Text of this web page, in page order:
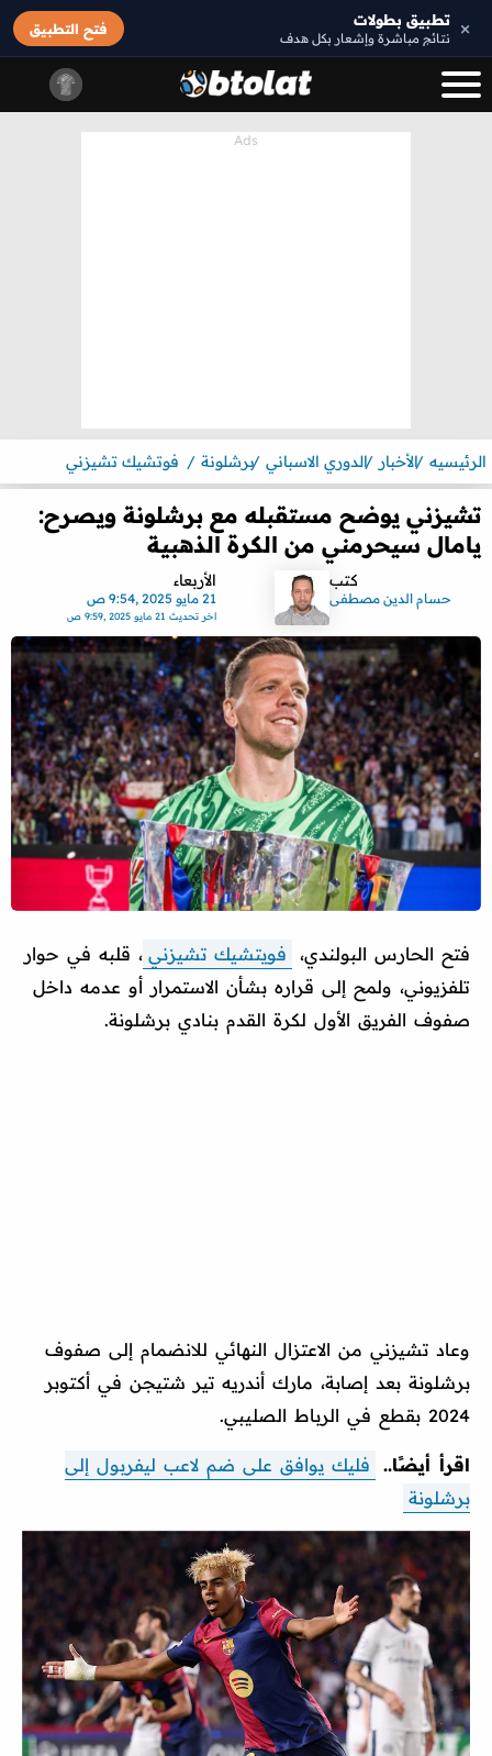
× تطبيق بطولات
نتائج مباشرة وإشعار بكل هدف
فتح التطبيق
الرئيسيه الأخبار الدوري الاسباني برشلونة فوتشيك تشيزني
تشيزني يوضح مستقبله مع برشلونة ويصرح:
يامال سيحرمني من الكرة الذهبية
كتب
حسام الدين مصطفى
الأربعاء
21 مايو 2025 ,9:54 ص
اخر تحديث 21 مايو 2025 ,9:59 ص
فتح الحارس البولندي، فويتشيك تشيزني ، قلبه في حوار
تلفزيوني، ولمح إلى قراره بشأن الاستمرار أو عدمه داخل
صفوف الفريق الأول لكرة القدم بنادي برشلونة.
وعاد تشيزني من الاعتزال النهائي للانضمام إلى صفوف
برشلونة بعد إصابة، مارك أندريه تير شتيجن في أكتوبر
2024 بقطع في الرباط الصليبي.
اقرأ أيضًا..
فليك يوافق على ضم لاعب ليفربول إلى
برشلونة